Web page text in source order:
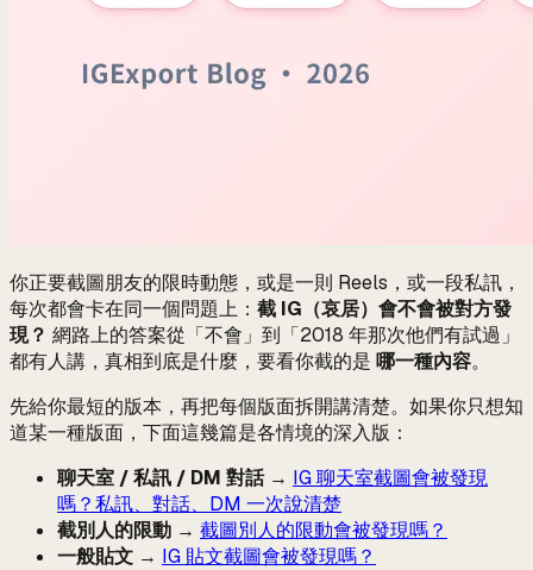
你正要截圖朋友的限時動態，或是一則 Reels，或一段私訊，
每次都會卡在同一個問題上： 截 IG（哀居）會不會被對方發
現？ 網路上的答案從「不會」到「2018 年那次他們有試過」
都有人講，真相到底是什麼，要看你截的是 哪一種內容。
先給你最短的版本，再把每個版面拆開講清楚。如果你只想知
道某一種版面，下面這幾篇是各情境的深入版：
聊天室 / 私訊 / DM 對話→ IG 聊天室截圖會被發現
嗎？私訊、對話、DM 一次說清楚
截別人的限動 → 截圖別人的限動會被發現嗎？
一般貼文 → IG 貼文截圖會被發現嗎？